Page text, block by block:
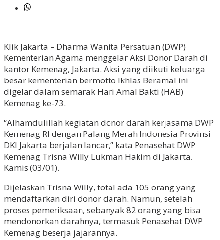
Klik Jakarta – Dharma Wanita Persatuan (DWP)
Kementerian Agama menggelar Aksi Donor Darah di
kantor Kemenag, Jakarta. Aksi yang diikuti keluarga
besar kementerian bermotto Ikhlas Beramal ini
digelar dalam semarak Hari Amal Bakti (HAB)
Kemenag ke-73.
“Alhamdulillah kegiatan donor darah kerjasama DWP
Kemenag RI dengan Palang Merah Indonesia Provinsi
DKI Jakarta berjalan lancar,” kata Penasehat DWP
Kemenag Trisna Willy Lukman Hakim di Jakarta,
Kamis (03/01).
Dijelaskan Trisna Willy, total ada 105 orang yang
mendaftarkan diri donor darah. Namun, setelah
proses pemeriksaan, sebanyak 82 orang yang bisa
mendonorkan darahnya, termasuk Penasehat DWP
Kemenag beserja jajarannya.